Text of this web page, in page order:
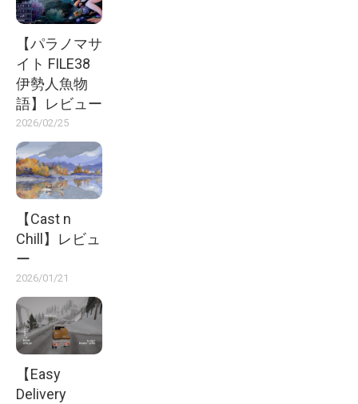
【パラノマサ
イト FILE38
伊勢人魚物
語】レビュー
2026/02/25
【Cast n
Chill】レビュ
ー
2026/01/21
【Easy
Delivery